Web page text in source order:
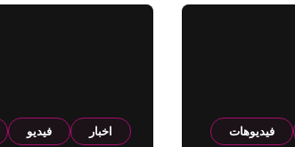
فيديوهات اخبار فيديو